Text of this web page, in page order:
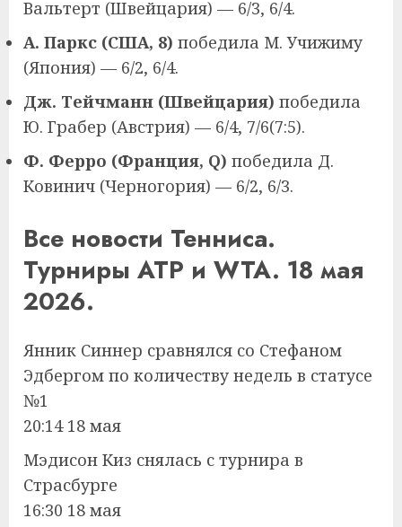
Вальтерт (Швейцария) — 6/3, 6/4.
А. Паркс (США, 8) победила М. Учижиму
(Япония) — 6/2, 6/4.
Дж. Тейчманн (Швейцария) победила
Ю. Грабер (Австрия) — 6/4, 7/6(7:5).
Ф. Ферро (Франция, Q) победила Д.
Ковинич (Черногория) — 6/2, 6/3.
Все новости Тенниса.
Турниры ATP и WTA. 18 мая
2026.
Янник Синнер сравнялся со Стефаном
Эдбергом по количеству недель в статусе
№1
20:14 18 мая
Мэдисон Киз снялась с турнира в
Страсбурге
16:30 18 мая